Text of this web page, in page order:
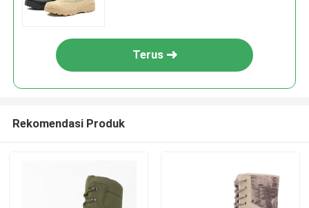
Terus
Rekomendasi Produk